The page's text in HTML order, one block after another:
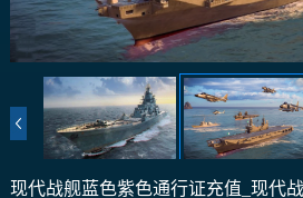
现代战舰蓝色紫色通行证充值_现代